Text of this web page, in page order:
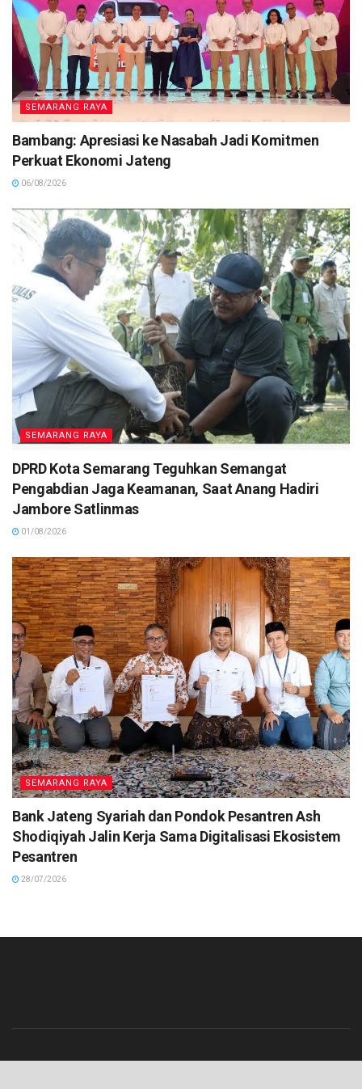
SEMARANG RAYA
Bambang: Apresiasi ke Nasabah Jadi Komitmen
Perkuat Ekonomi Jateng
06/08/2026
SEMARANG RAYA
DPRD Kota Semarang Teguhkan Semangat
Pengabdian Jaga Keamanan, Saat Anang Hadiri
Jambore Satlinmas
01/08/2026
SEMARANG RAYA
Bank Jateng Syariah dan Pondok Pesantren Ash
Shodiqiyah Jalin Kerja Sama Digitalisasi Ekosistem
Pesantren
28/07/2026